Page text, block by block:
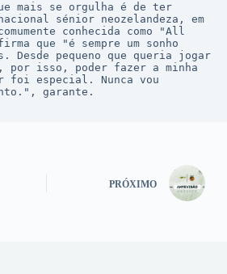
mais se orgulha é de ter
sénior neozelandeza, em
conhecida como "All
que "é sempre um sonho
Desde pequeno que queria jogar
, por isso, poder fazer a minha
foi especial. Nunca vou
garante.
PRÓXIMO